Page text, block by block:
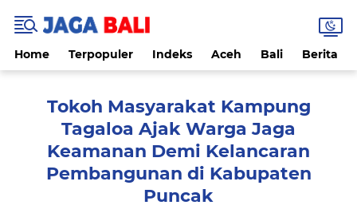
Home Terpopuler Indeks Aceh Bali Berita
Tokoh Masyarakat Kampung
Tagaloa Ajak Warga Jaga
Keamanan Demi Kelancaran
Pembangunan di Kabupaten
Puncak